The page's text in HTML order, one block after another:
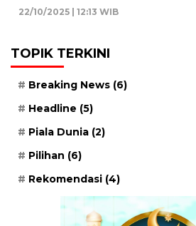
22/10/2025 | 12:13 WIB
TOPIK TERKINI
Breaking News (6)
Headline (5)
Piala Dunia (2)
Pilihan (6)
Rekomendasi (4)